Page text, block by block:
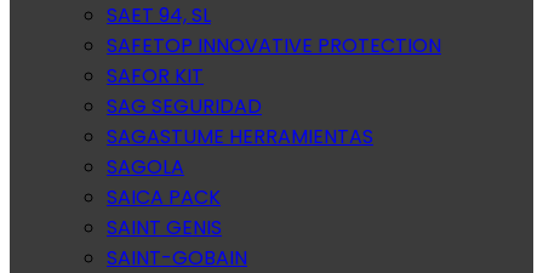
SAET 94, SL
SAFETOP INNOVATIVE PROTECTION
SAFOR KIT
SAG SEGURIDAD
SAGASTUME HERRAMIENTAS
SAGOLA
SAICA PACK
SAINT GENIS
SAINT-GOBAIN